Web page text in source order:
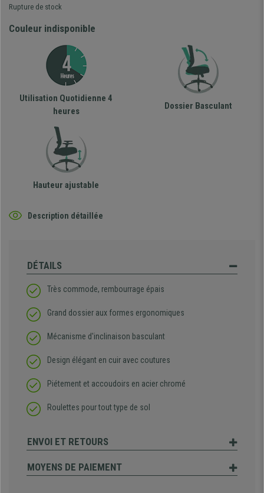
Rupture de stock
Couleur indisponible
Utilisation Quotidienne 4
heures
Dossier Basculant
Hauteur ajustable
Description détaillée
DÉTAILS
Très commode, rembourrage épais
Grand dossier aux formes ergonomiques
Mécanisme d'inclinaison basculant
Design élégant en cuir avec coutures
Piétement et accoudoirs en acier chromé
Roulettes pour tout type de sol
ENVOI ET RETOURS
MOYENS DE PAIEMENT